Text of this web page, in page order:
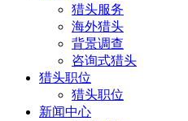
猎头服务
海外猎头
背景调查
咨询式猎头
猎头职位
猎头职位
新闻中心